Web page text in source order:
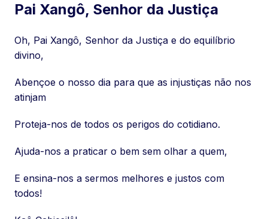
Pai Xangô, Senhor da Justiça
Oh, Pai Xangô, Senhor da Justiça e do equilíbrio
divino,
Abençoe o nosso dia para que as injustiças não nos
atinjam
Proteja-nos de todos os perigos do cotidiano.
Ajuda-nos a praticar o bem sem olhar a quem,
E ensina-nos a sermos melhores e justos com
todos!